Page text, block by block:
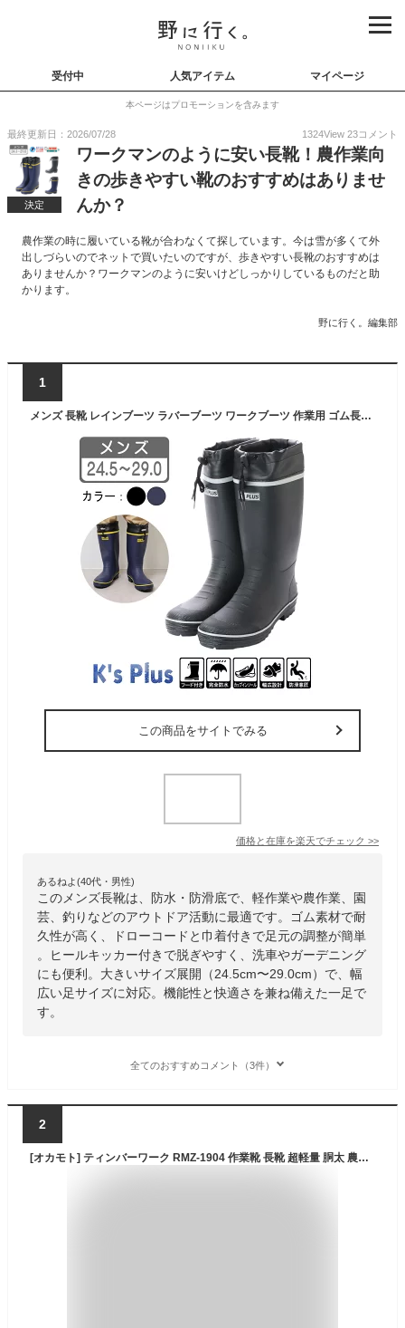
受付中 人気アイテム マイページ
本ページはプロモーションを含みます
最終更新日：2026/07/28 1324View 23コメント
決定
ワークマンのように安い長靴！農作業向
きの歩きやすい靴のおすすめはありませ
んか？
農作業の時に履いている靴が合わなくて探しています。今は雪が多くて外
出しづらいのでネットで買いたいのですが、歩きやすい長靴のおすすめは
ありませんか？ワークマンのように安いけどしっかりしているものだと助
かります。
野に行く。編集部
1
メンズ 長靴 レインブーツ ラバーブーツ ワークブーツ 作業用 ゴム長靴 フード 巾着付 ドローコード ヒールキッカー 防水 防滑底 軽作業 農作業 農業 洗車 園芸 釣り アウトドア ガーデニング 黒 ブラック ネイビー 24.5 25.0 25.5 26.0 26.5 27.0 28.0 29.0 kp_17302
この商品をサイトでみる
価格と在庫を楽天でチェック >>
あるねよ(40代・男性)
このメンズ長靴は、防水・防滑底で、軽作業や農作業、園
芸、釣りなどのアウトドア活動に最適です。ゴム素材で耐
久性が高く、ドローコードと巾着付きで足元の調整が簡単
。ヒールキッカー付きで脱ぎやすく、洗車やガーデニング
にも便利。大きいサイズ展開（24.5cm〜29.0cm）で、幅
広い足サイズに対応。機能性と快適さを兼ね備えた一足で
す。
全てのおすすめコメント（3件）
2
[オカモト] ティンバーワーク RMZ-1904 作業靴 長靴 超軽量 胴太 農作業 土が離れやすい 速乾吸汗裏布 かかと巻き上げ メンズ ブラック 27.0 cm